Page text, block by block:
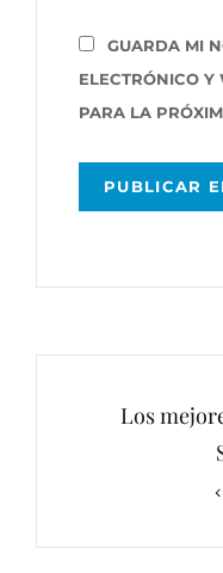
GUARDA MI
ELECTRÓNICO Y
PARA LA
Los